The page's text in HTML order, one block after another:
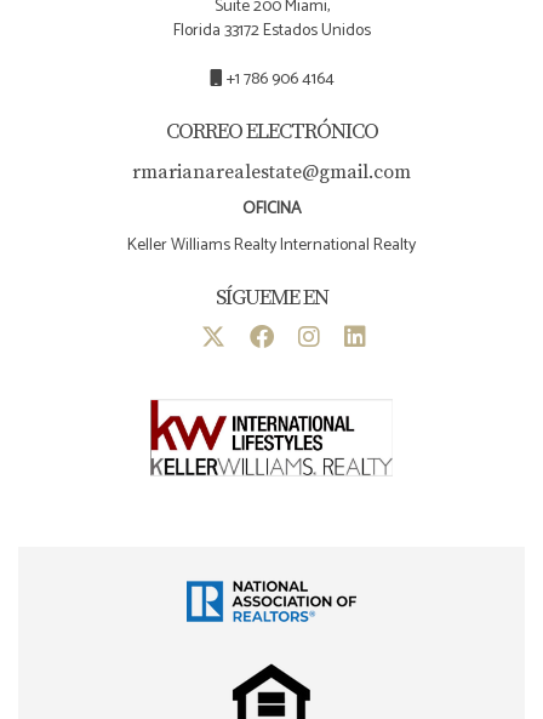
Suite 200 Miami,
Florida 33172 Estados Unidos
+1 786 906 4164
CORREO ELECTRÓNICO
rmarianarealestate@gmail.com
OFICINA
Keller Williams Realty International Realty
SÍGUEME EN